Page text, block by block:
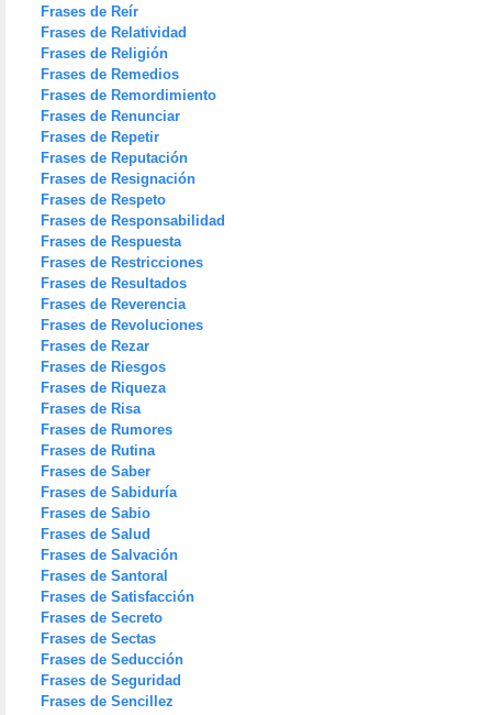
Frases de Reír
Frases de Relatividad
Frases de Religión
Frases de Remedios
Frases de Remordimiento
Frases de Renunciar
Frases de Repetir
Frases de Reputación
Frases de Resignación
Frases de Respeto
Frases de Responsabilidad
Frases de Respuesta
Frases de Restricciones
Frases de Resultados
Frases de Reverencia
Frases de Revoluciones
Frases de Rezar
Frases de Riesgos
Frases de Riqueza
Frases de Risa
Frases de Rumores
Frases de Rutina
Frases de Saber
Frases de Sabiduría
Frases de Sabio
Frases de Salud
Frases de Salvación
Frases de Santoral
Frases de Satisfacción
Frases de Secreto
Frases de Sectas
Frases de Seducción
Frases de Seguridad
Frases de Sencillez